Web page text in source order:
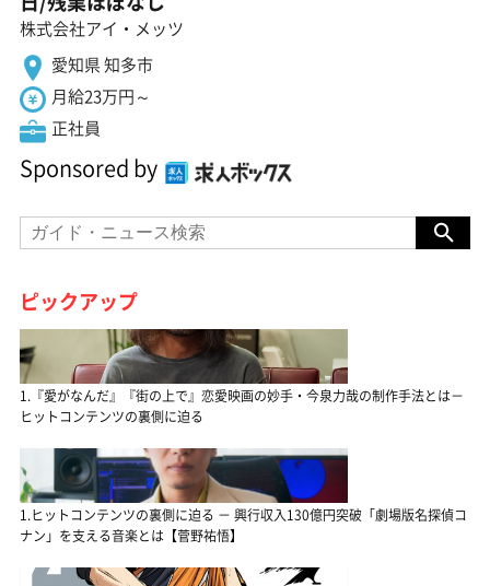
株式会社アイ・メッツ
愛知県 知多市
月給23万円～
正社員
Sponsored by
ピックアップ
1.『愛がなんだ』『街の上で』恋愛映画の妙手・今泉力哉の制作手法とは－
ヒットコンテンツの裏側に迫る
1.ヒットコンテンツの裏側に迫る － 興行収入130億円突破「劇場版名探偵コ
ナン」を支える音楽とは【菅野祐悟】